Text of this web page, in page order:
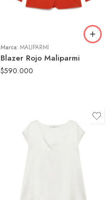
Marca: MALIPARMI
Blazer Rojo Maliparmi
$590.000